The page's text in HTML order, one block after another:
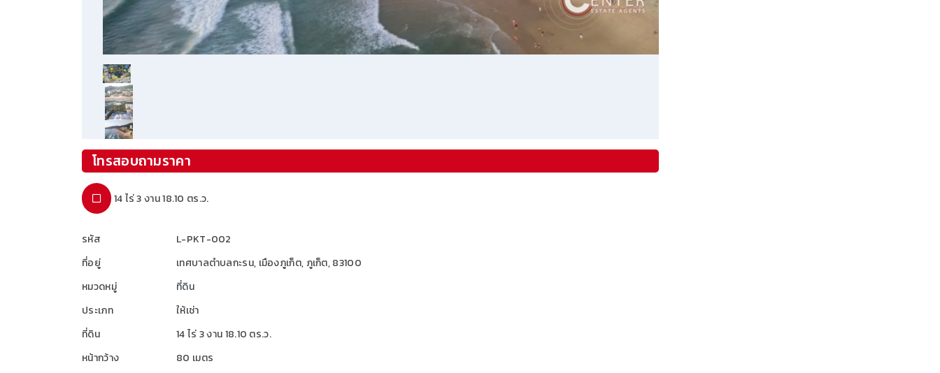
โทรสอบถามราคา
14 ไร่ 3 งาน 18.10 ตร.ว.
รหัส
L-PKT-002
ที่อยู่
เทศบาลตำบลกะรน, เมืองภูเก็ต, ภูเก็ต, 83100
หมวดหมู่
ที่ดิน
ประเภท
ให้เช่า
ที่ดิน
14 ไร่ 3 งาน 18.10 ตร.ว.
หน้ากว้าง
80 เมตร